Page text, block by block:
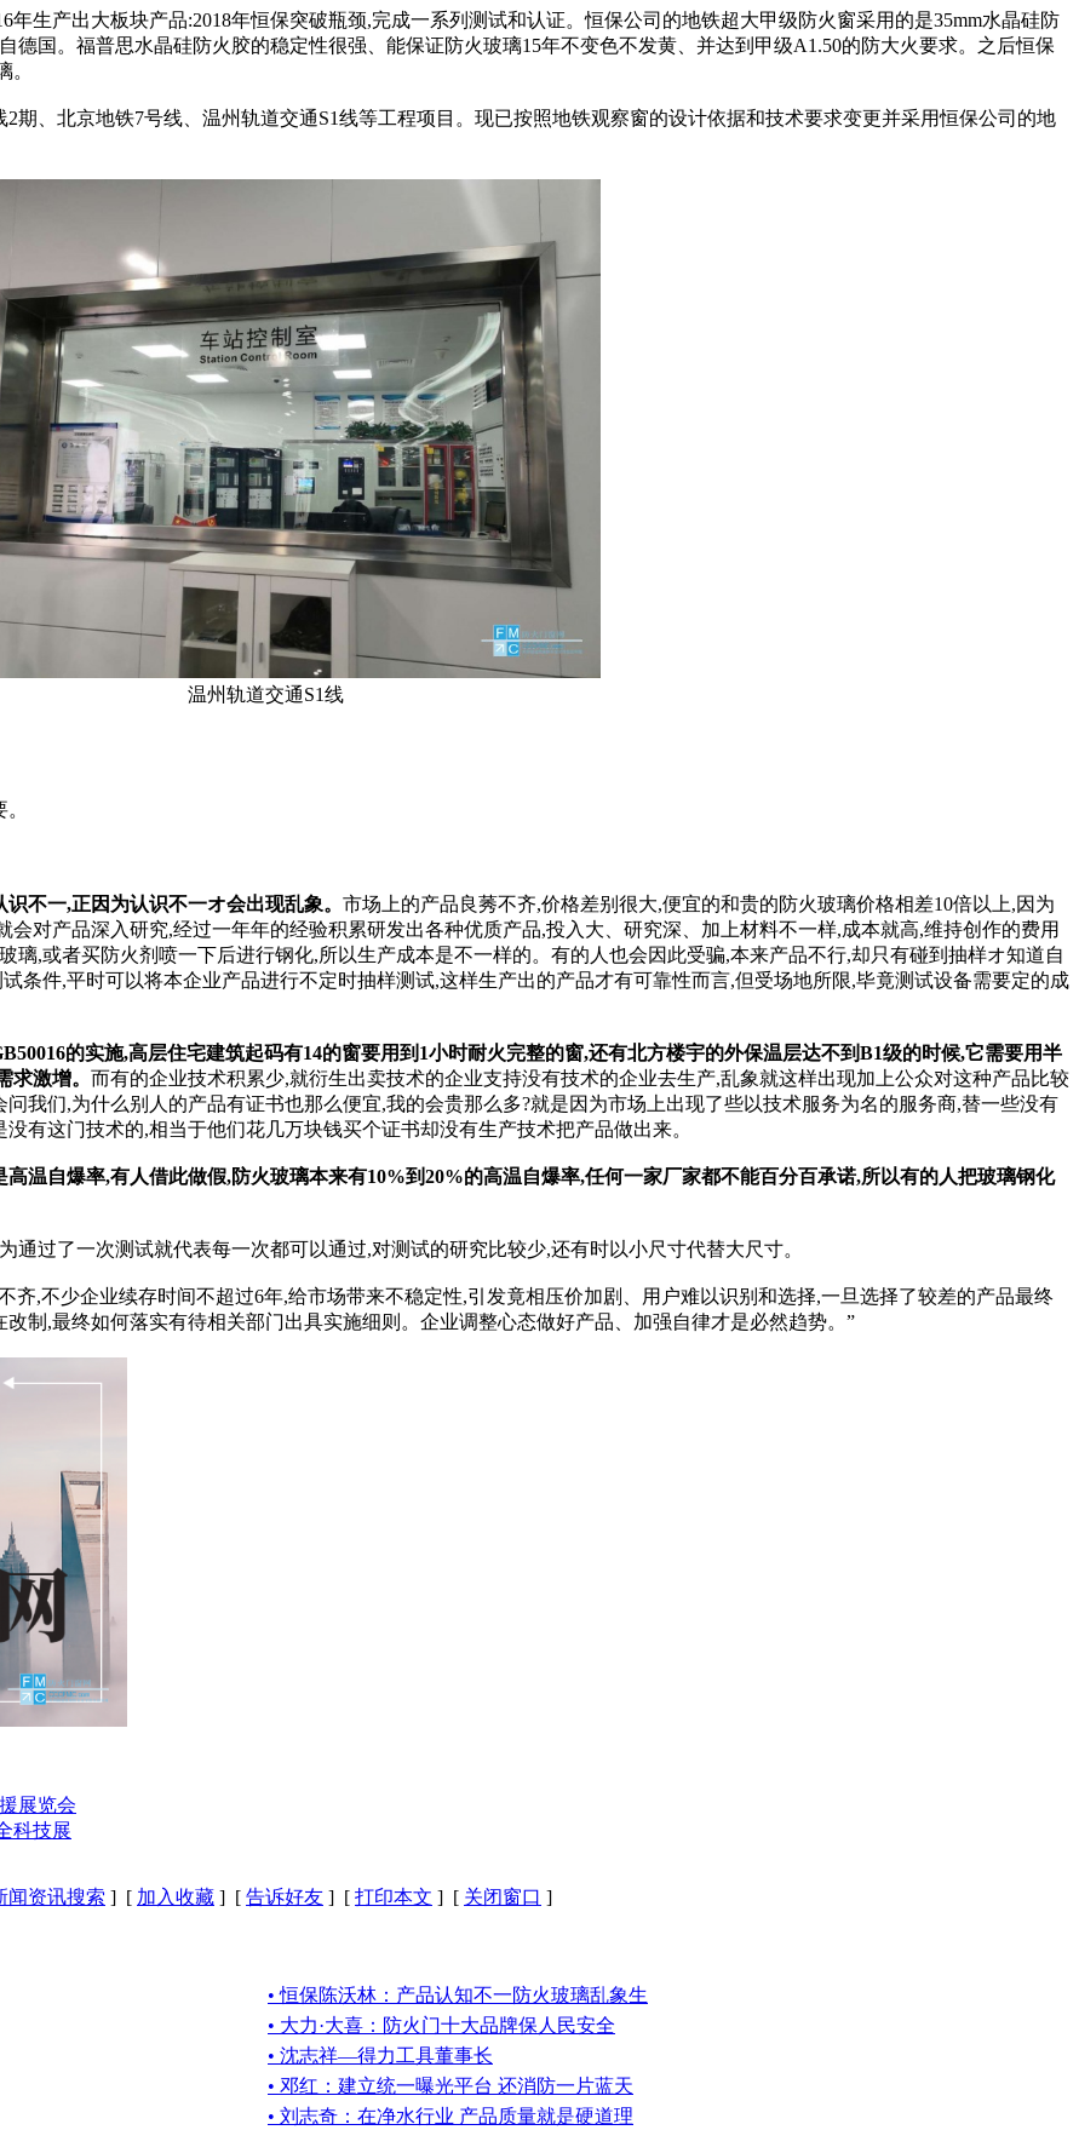
生产出大板块产品:2018年恒保突破瓶颈,完成一系列测试和认证。恒保公司的地铁超大甲级防火窗采用的是35mm水晶硅防
德国。福普思水晶硅防火胶的稳定性很强、能保证防火玻璃15年不变色不发黄、并达到甲级A1.50的防大火要求。之后恒保
。
期、北京地铁7号线、温州轨道交通S1线等工程项目。现已按照地铁观察窗的设计依据和技术要求变更并采用恒保公司的地
温州轨道交通S1线
不一,正因为认识不一オ会出现乱象。 市场上的产品良莠不齐,价格差别很大,便宜的和贵的防火玻璃价格相差10倍以上,因为
对产品深入研究,经过一年年的经验积累研发出各种优质产品,投入大、研究深、加上材料不一样,成本就高,维持创作的费用
璃,或者买防火剂喷一下后进行钢化,所以生产成本是不一样的。有的人也会因此受骗,本来产品不行,却只有碰到抽样オ知道自
条件,平时可以将本企业产品进行不定时抽样测试,这样生产出的产品才有可靠性而言,但受场地所限,毕竟测试设备需要定的成
的实施,高层住宅建筑起码有14的窗要用到1小时耐火完整的窗,还有北方楼宇的外保温层达不到B1级的时候,它需要用半
激增。 而有的企业技术积累少,就衍生出卖技术的企业支持没有技术的企业去生产,乱象就这样出现加上公众对这种产品比较
我们,为什么别人的产品有证书也那么便宜,我的会贵那么多?就是因为市场上出现了些以技术服务为名的服务商,替一些没有
有这门技术的,相当于他们花几万块钱买个证书却没有生产技术把产品做出来。
温自爆率,有人借此做假,防火玻璃本来有10%到20%的高温自爆率,任何一家厂家都不能百分百承诺,所以有的人把玻璃钢化
过了一次测试就代表每一次都可以通过,对测试的研究比较少,还有时以小尺寸代替大尺寸。
齐,不少企业续存时间不超过6年,给市场带来不稳定性,引发竟相压价加剧、用户难以识别和选择,一旦选择了较差的产品最终
制,最终如何落实有待相关部门出具实施细则。企业调整心态做好产品、加强自律才是必然趋势。”
展览会
科技展
闻资讯搜索 ] [ 加入收藏 ] [ 告诉好友 ] [ 打印本文 ] [ 关闭窗口 ]
• 恒保陈沃林：产品认知不一防火玻璃乱象生
• 大力·大喜：防火门十大品牌保人民安全
• 沈志祥—得力工具董事长
• 邓红：建立统一曝光平台 还消防一片蓝天
• 刘志奇：在净水行业 产品质量就是硬道理